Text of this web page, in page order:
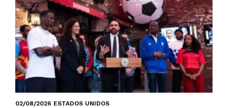
02/08/2026 ESTADOS UNIDOS